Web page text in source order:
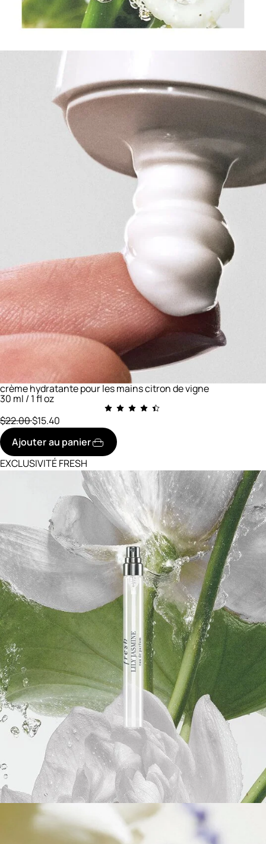
crème hydratante pour les mains citron de vigne
30 ml / 1 fl oz
prix initial
$22.00réduit à
$15.40
Ajouter au panier
EXCLUSIVITÉ FRESH